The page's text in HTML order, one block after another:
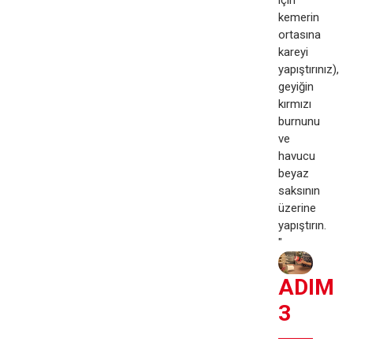
kemerin
ortasına
kareyi
yapıştırınız),
geyiğin
kırmızı
burnunu
ve
havucu
beyaz
saksının
üzerine
yapıştırın.
"
ADIM
3